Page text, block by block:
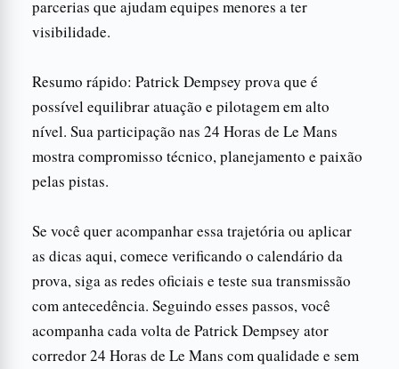
parcerias que ajudam equipes menores a ter
visibilidade.
Resumo rápido: Patrick Dempsey prova que é
possível equilibrar atuação e pilotagem em alto
nível. Sua participação nas 24 Horas de Le Mans
mostra compromisso técnico, planejamento e paixão
pelas pistas.
Se você quer acompanhar essa trajetória ou aplicar
as dicas aqui, comece verificando o calendário da
prova, siga as redes oficiais e teste sua transmissão
com antecedência. Seguindo esses passos, você
acompanha cada volta de Patrick Dempsey ator
corredor 24 Horas de Le Mans com qualidade e sem